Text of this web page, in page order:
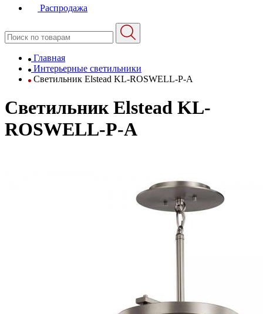
Распродажа
Главная
Интерьерные светильники
Светильник Elstead KL-ROSWELL-P-A
Светильник Elstead KL-
ROSWELL-P-A